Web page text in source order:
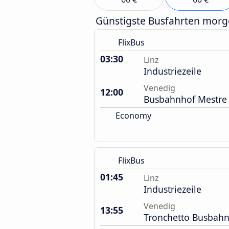
Günstigste Busfahrten
FlixBus
03:30 Linz
Industriezeile
12:00
Venedig
Busbahnhof Mestre
Economy
FlixBus
01:45 Linz
Industriezeile
13:55
Venedig
Tronchetto